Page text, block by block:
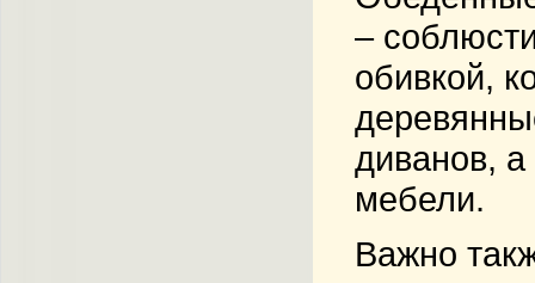
–
обивкой,
диванов,
мебели.
Важно